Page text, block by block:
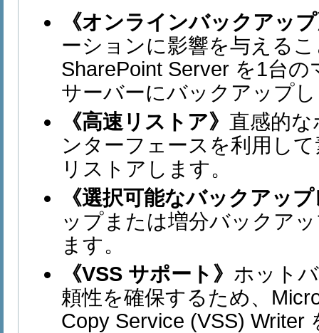
《オンラインバックアッ
ーションに影響を与える
SharePoint Server を1台
サーバーにバックアップ
《高速リストア》 直感的
ンターフェースを利用し
リストアします。
《選択可能なバックアッ
ップまたは増分バックア
ます。
《VSS サポート》 ホット
頼性を確保するため、
Copy Service (VSS) Writer